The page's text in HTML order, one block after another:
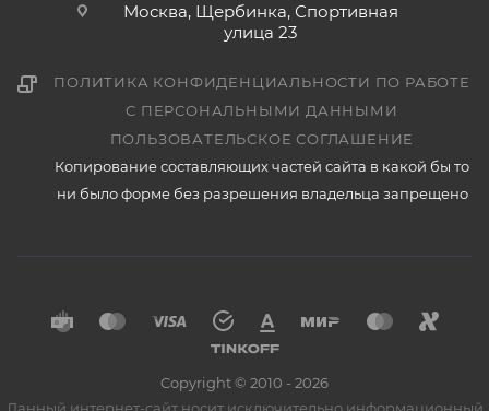
Москва, Щербинка, Спортивная
улица 23
ПОЛИТИКА КОНФИДЕНЦИАЛЬНОСТИ ПО РАБОТЕ
С ПЕРСОНАЛЬНЫМИ ДАННЫМИ
ПОЛЬЗОВАТЕЛЬСКОЕ СОГЛАШЕНИЕ
Копирование составляющих частей сайта в какой бы то
ни было форме без разрешения владельца запрещено
Copyright © 2010 - 2026